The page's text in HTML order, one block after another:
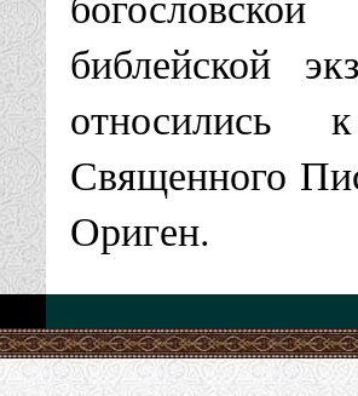
библейской
относились
Священного
Ориген.